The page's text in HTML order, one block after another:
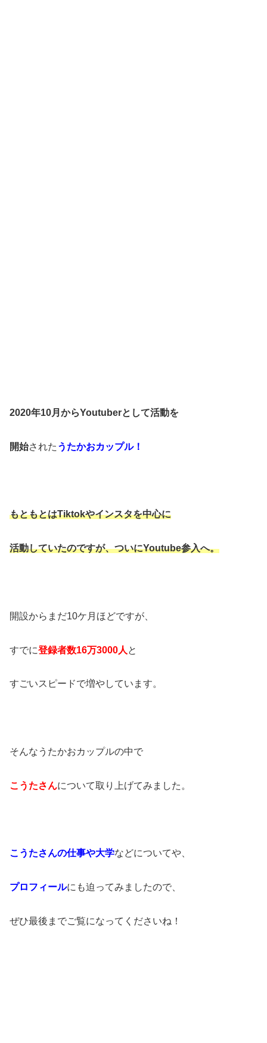
2020年10月からYoutuberとして活動を
開始された うたかおカップル！
もともとはTiktokやインスタを中心に
活動していたのですが、ついにYoutube参入へ。
開設からまだ10ケ月ほどですが、
すでに登録者数16万3000人 と
すごいスピードで増やしています。
そんなうたかおカップルの中で
こうたさんについて取り上げてみました。
こうたさんの仕事や大学などについてや、
プロフィールにも迫ってみましたので、
ぜひ最後までご覧になってくださいね！